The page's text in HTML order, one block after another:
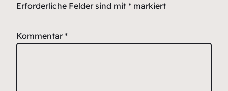
Erforderliche Felder sind mit * markiert
Kommentar *